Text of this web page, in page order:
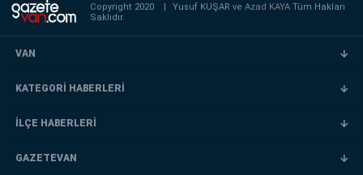
Copyright 2020 | Yusuf KUŞAR veAzad KAYATüm Hakları
Saklıdır.
VAN
KATEGORİ HABERLERİ
İLÇE HABERLERİ
GAZETEVAN